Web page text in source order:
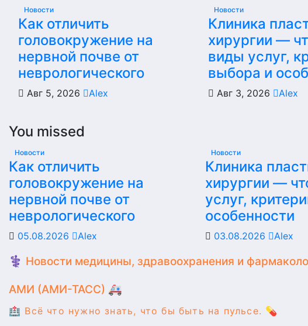
Новости
Как отличить
головокружение на
нервной почве от
неврологического
Авг 5, 2026 Alex
Новости
Клиника
хирургии —
виды услуг,
выбора и
Авг 3, 2026 Alex
You missed
Новости
Как отличить
головокружение на
нервной почве от
неврологического
05.08.2026 Alex
Новости
Клиника
хирургии —
услуг,
особенности
03.08.2026 Alex
⚕️ Новости медицины, здравоохранения и
АМИ (АМИ-ТАСС) 🚑
🏥 Всё что нужно знать, что бы быть на пульсе. 💊